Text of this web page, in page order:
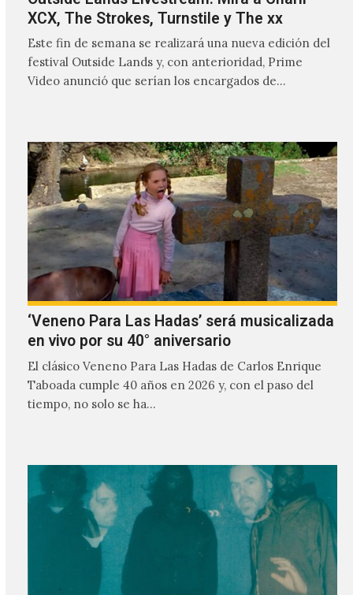
XCX, The Strokes, Turnstile y The xx
Este fin de semana se realizará una nueva edición del
festival Outside Lands y, con anterioridad, Prime
Video anunció que serían los encargados de
‘Veneno Para Las Hadas’ será musicalizada
en vivo por su 40° aniversario
El clásico Veneno Para Las Hadas de Carlos Enrique
Taboada cumple 40 años en 2026 y, con el paso del
tiempo, no solo se ha…